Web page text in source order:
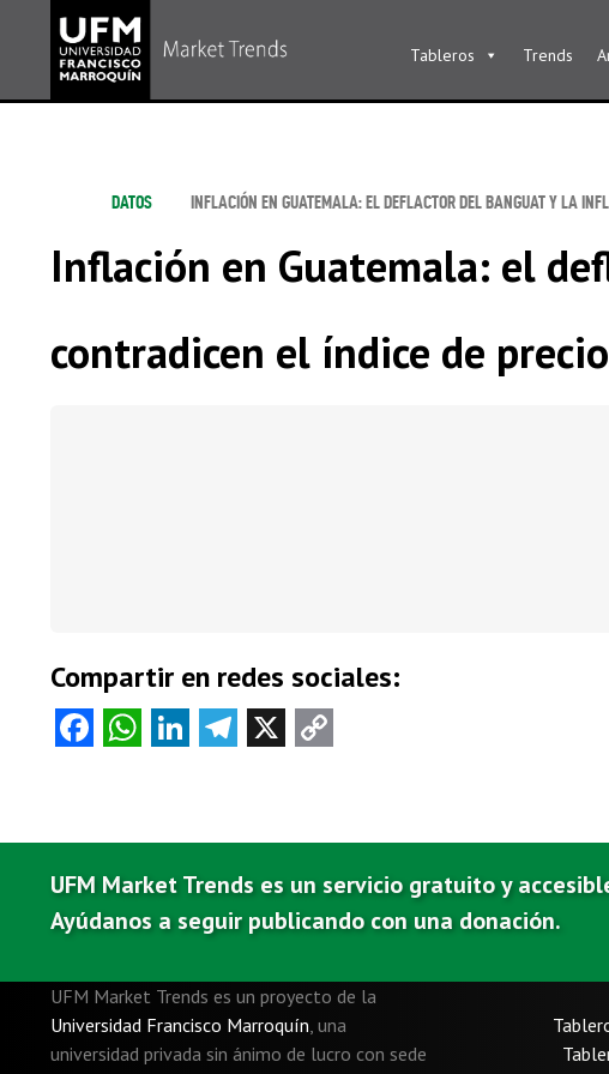
Tableros Trends
DATOS INFLACIÓN EN GUATEMALA: EL DEFLACTOR DEL BANGUAT Y LA
Inflación en Guatemala: el
contradicen el índice de
Compartir en redes sociales:
Fa
o
o
k
W
A
p
p
Li
dI
n
Te
a
m
X
Li
nk
UFM Market Trends es un servicio gratuito y
Ayúdanos a seguir publicando con una donación.
UFM Market Trends es un proyecto de la
Universidad Francisco Marroquín, una
universidad privada sin ánimo de lucro con sede